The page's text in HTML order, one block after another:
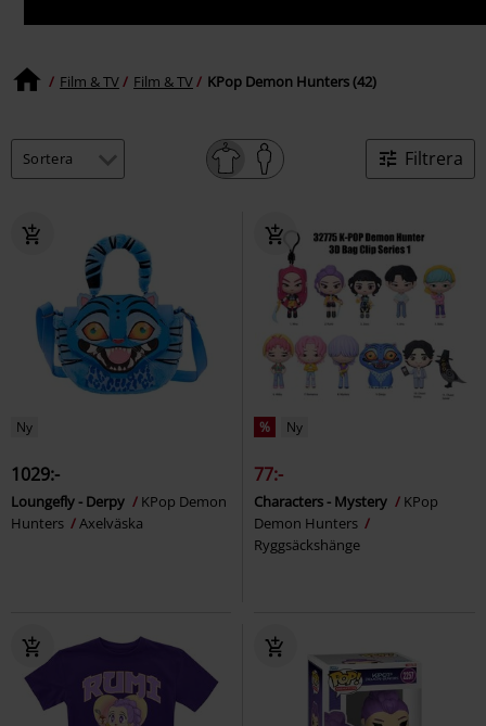
Film & TV Film & TV KPop Demon Hunters (42)
Filtrera
Ny
1029:-
Loungefly - Derpy
KPop Demon
Hunters
Axelväska
% Ny
77:-
Characters - Mystery
KPop
Demon Hunters
Ryggsäckshänge